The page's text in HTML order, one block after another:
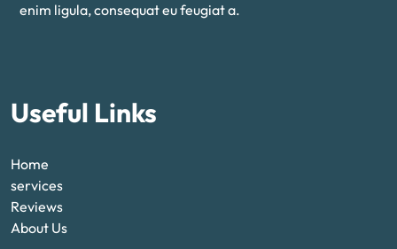
enim ligula, consequat eu feugiat a.
Useful Links
Home
services
Reviews
About Us